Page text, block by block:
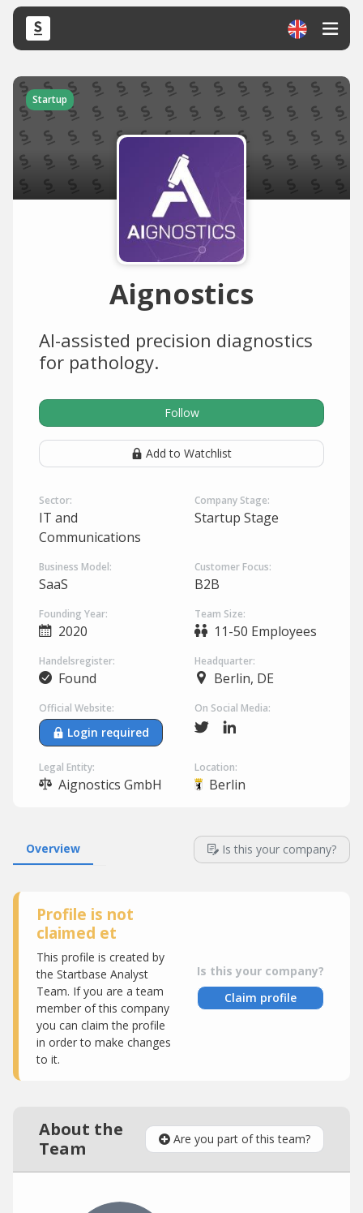
Startup
Aignostics
AI-assisted precision diagnostics
for pathology.
Follow
Add to Watchlist
Sector:
IT and
Communications
Company Stage:
Startup Stage
Business Model:
SaaS
Customer Focus:
B2B
Founding Year:
2020
Team Size:
11-50 Employees
Handelsregister:
Found
Headquarter:
Berlin, DE
Official Website:
Login required
On Social Media:
Legal Entity:
Aignostics GmbH
Location:
Berlin
Overview Is this your company?
Profile is not
claimed et
This profile is created by
the Startbase Analyst
Team. If you are a team
member of this company
you can claim the profile
in order to make changes
to it.
Is this your company?
Claim profile
About the
Team
Are you part of this team?